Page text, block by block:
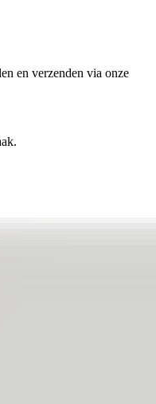
en verzenden via onze